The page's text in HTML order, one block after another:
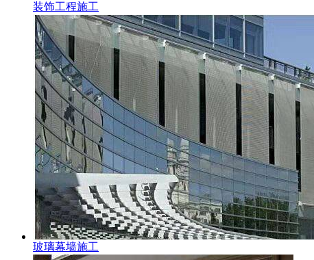
装饰工程施工
玻璃幕墙施工